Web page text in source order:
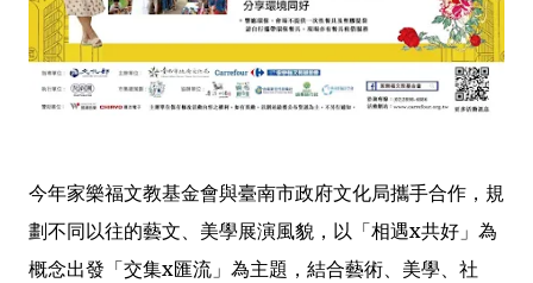
今年家樂福文教基金會與臺南市政府文化局攜手合作，規
劃不同以往的藝文、美學展演風貌，以「相遇x共好」為
概念出發「交集x匯流」為主題，結合藝術、美學、社